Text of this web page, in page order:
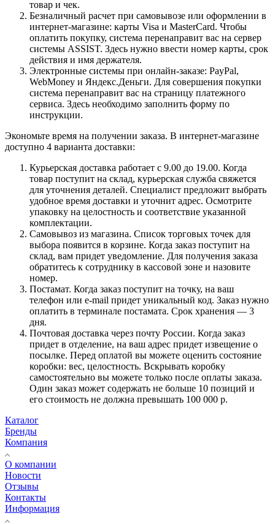
товар и чек.
Безналичный расчет при самовывозе или оформлении в
интернет-магазине: карты Visa и MasterCard. Чтобы
оплатить покупку, система перенаправит вас на сервер
системы ASSIST. Здесь нужно ввести номер карты, срок
действия и имя держателя.
Электронные системы при онлайн-заказе: PayPal,
WebMoney и Яндекс.Деньги. Для совершения покупки
система перенаправит вас на страницу платежного
сервиса. Здесь необходимо заполнить форму по
инструкции.
Экономьте время на получении заказа. В интернет-магазине
доступно 4 варианта доставки:
Курьерская доставка работает с 9.00 до 19.00. Когда
товар поступит на склад, курьерская служба свяжется
для уточнения деталей. Специалист предложит выбрать
удобное время доставки и уточнит адрес. Осмотрите
упаковку на целостность и соответствие указанной
комплектации.
Самовывоз из магазина. Список торговых точек для
выбора появится в корзине. Когда заказ поступит на
склад, вам придет уведомление. Для получения заказа
обратитесь к сотруднику в кассовой зоне и назовите
номер.
Постамат. Когда заказ поступит на точку, на ваш
телефон или e-mail придет уникальный код. Заказ нужно
оплатить в терминале постамата. Срок хранения — 3
дня.
Почтовая доставка через почту России. Когда заказ
придет в отделение, на ваш адрес придет извещение о
посылке. Перед оплатой вы можете оценить состояние
коробки: вес, целостность. Вскрывать коробку
самостоятельно вы можете только после оплаты заказа.
Один заказ может содержать не больше 10 позиций и
его стоимость не должна превышать 100 000 р.
Каталог
Бренды
Компания
О компании
Новости
Отзывы
Контакты
Информация